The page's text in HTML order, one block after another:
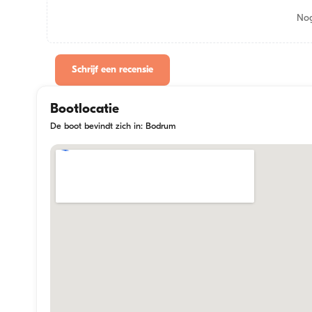
Schrijf een recensie
Bootlocatie
De boot bevindt zich in: Bodrum